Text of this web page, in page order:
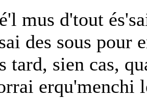
mus d'tout
des sous pour
tard, sien cas,
erqu'menchi